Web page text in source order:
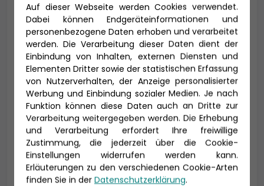
Titel
Vorname * Nachname *
E-Mail *
Auf dieser Webseite werden Cookies verwendet.
Dabei können Endgeräteinformationen und
personenbezogene Daten erhoben und verarbeitet
werden. Die Verarbeitung dieser Daten dient der
Einbindung von Inhalten, externen Diensten und
Elementen Dritter sowie der statistischen Erfassung
von Nutzerverhalten, der Anzeige personalisierter
Werbung und Einbindung sozialer Medien. Je nach
Funktion können diese Daten auch an Dritte zur
Verarbeitung weitergegeben werden. Die Erhebung
und Verarbeitung erfordert Ihre freiwillige
Zustimmung, die jederzeit über die Cookie-
Einstellungen widerrufen werden kann.
Erläuterungen zu den verschiedenen Cookie-Arten
finden Sie in der Datenschutzerklärung.